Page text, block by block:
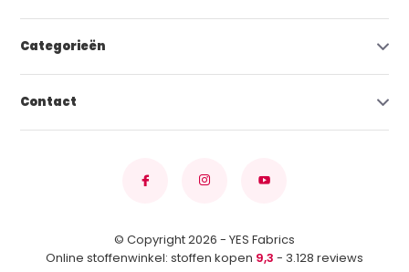
Categorieën
Contact
© Copyright 2026 - YES Fabrics
Online stoffenwinkel: stoffen kopen 9,3 - 3.128 reviews